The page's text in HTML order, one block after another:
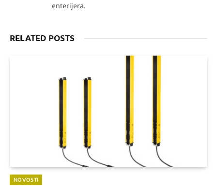
enterijera.
RELATED POSTS
NOVOSTI